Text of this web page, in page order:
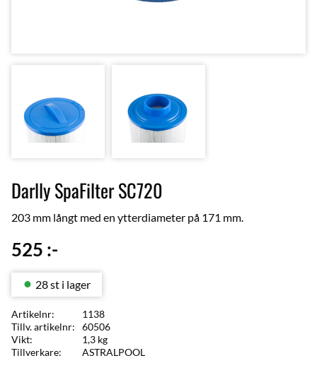
Darlly SpaFilter SC720
203 mm långt med en ytterdiameter på 171 mm.
525 :-
28 st i lager
Artikelnr
1138
Tillv. artikelnr
60506
Vikt
1,3 kg
Tillverkare
ASTRALPOOL